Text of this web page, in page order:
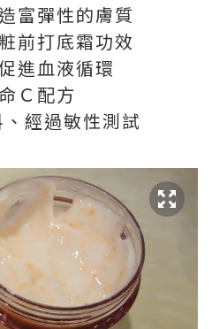
富彈性的膚質
前打底霜功效
進血液循環
Ｃ配方
經過敏性測試